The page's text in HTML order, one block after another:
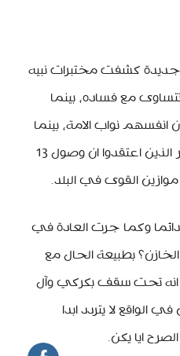
كشفت مختبرات نبيه
مع فساده، بينما
نواب الامة، بينما
خيبة الامل الكبرى على الثوار الذين اعتقدوا ان وصول 13
القوى في البلد.
ودائما وكما جرت العادة في
بطبيعة الحال مع
انه تحت سقف بكركي وآل
لا يتردد ابدا
ايا يكن.